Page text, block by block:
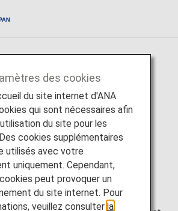
les
apportées aux
Club et aux Règles
Super Flyers
vous remercient de votre
que les Conditions générales ANA
des cookies
du site internet d'ANA
qui sont nécessaires afin
du site pour les
cookies supplémentaires
utilisés avec votre
uniquement. Cependant,
peut provoquer un
du site internet. Pour
veuillez consulter la